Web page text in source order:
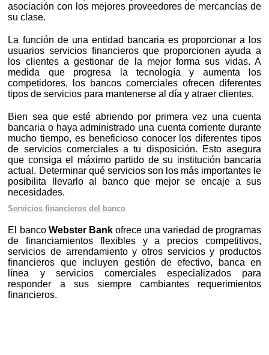
asociación con los mejores proveedores de mercancías de
su clase.
La función de una entidad bancaria es proporcionar a los
usuarios servicios financieros que proporcionen ayuda a
los clientes a gestionar de la mejor forma sus vidas. A
medida que progresa la tecnología y aumenta los
competidores, los bancos comerciales ofrecen diferentes
tipos de servicios para mantenerse al día y atraer clientes.
Bien sea que esté abriendo por primera vez una cuenta
bancaria o haya administrado una cuenta corriente durante
mucho tiempo, es beneficioso conocer los diferentes tipos
de servicios comerciales a tu disposición. Esto asegura
que consiga el máximo partido de su institución bancaria
actual. Determinar qué servicios son los más importantes le
posibilita llevarlo al banco que mejor se encaje a sus
necesidades.
Servicios financieros del banco
El banco Webster Bankofrece una variedad de programas
de financiamientos flexibles y a precios competitivos,
servicios de arrendamiento y otros servicios y productos
financieros que incluyen gestión de efectivo, banca en
línea y servicios comerciales especializados para
responder a sus siempre cambiantes requerimientos
financieros.